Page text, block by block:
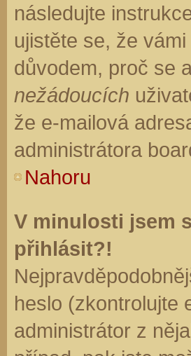
následujte
ujistěte se, že
důvodem, proč se
nežádoucích
že e-mailová
administrátora
Nahoru
V minulosti jsem
přihlásit?!
heslo (zkontrolujte
administrátor z